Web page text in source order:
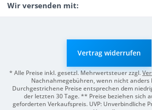
Wir versenden mit:
Vertrag widerrufen
* Alle Preise inkl. gesetzl. Mehrwertsteuer zzgl.
Nachnahmegebühren, wenn nicht anders
Durchgestrichene Preise entsprechen dem
der letzten 30 Tage. ** Preise beziehen sich
geforderten Verkaufspreis. UVP: Unverbindliche